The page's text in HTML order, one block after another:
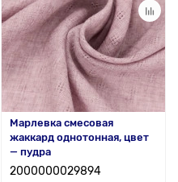
Марлевка смесовая
жаккард однотонная, цвет
— пудра
2000000029894